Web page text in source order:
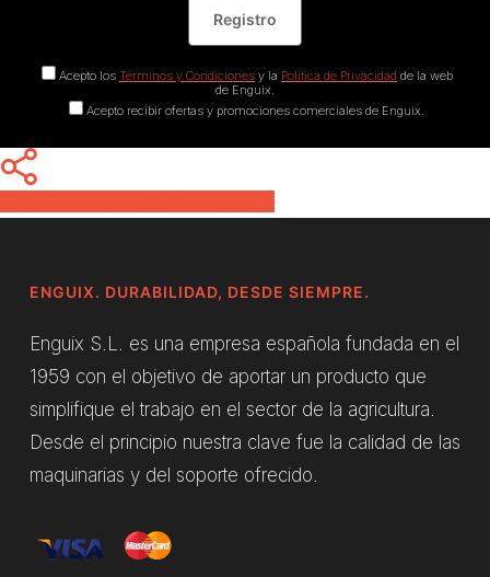
Acepto los Términos y Condicionesy la Política de Privacidad de la web
de Enguix.
Acepto recibir ofertas y promociones comerciales de Enguix.
ENGUIX. DURABILIDAD, DESDE SIEMPRE.
Enguix S.L. es una empresa española fundada en el
1959 con el objetivo de aportar un producto que
simplifique el trabajo en el sector de la agricultura.
Desde el principio nuestra clave fue la calidad de las
maquinarias y del soporte ofrecido.